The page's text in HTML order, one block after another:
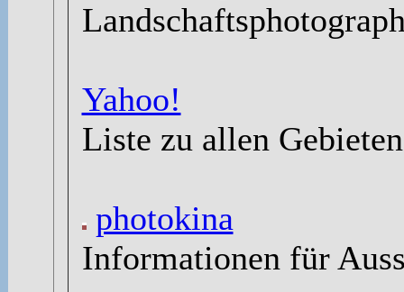
Yahoo!
Liste zu allen
photokina
Informationen für